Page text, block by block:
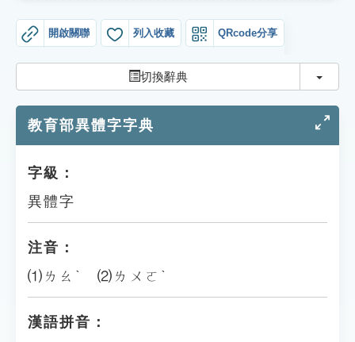
貓頭鷹博士
開啟關聯 列入收藏 QRcode分享
切換辭典 切換
教育部異體字字典
字級：
異體字
注音：
⑴ㄌㄠˋ ⑵ㄌㄨㄛˋ
漢語拼音：